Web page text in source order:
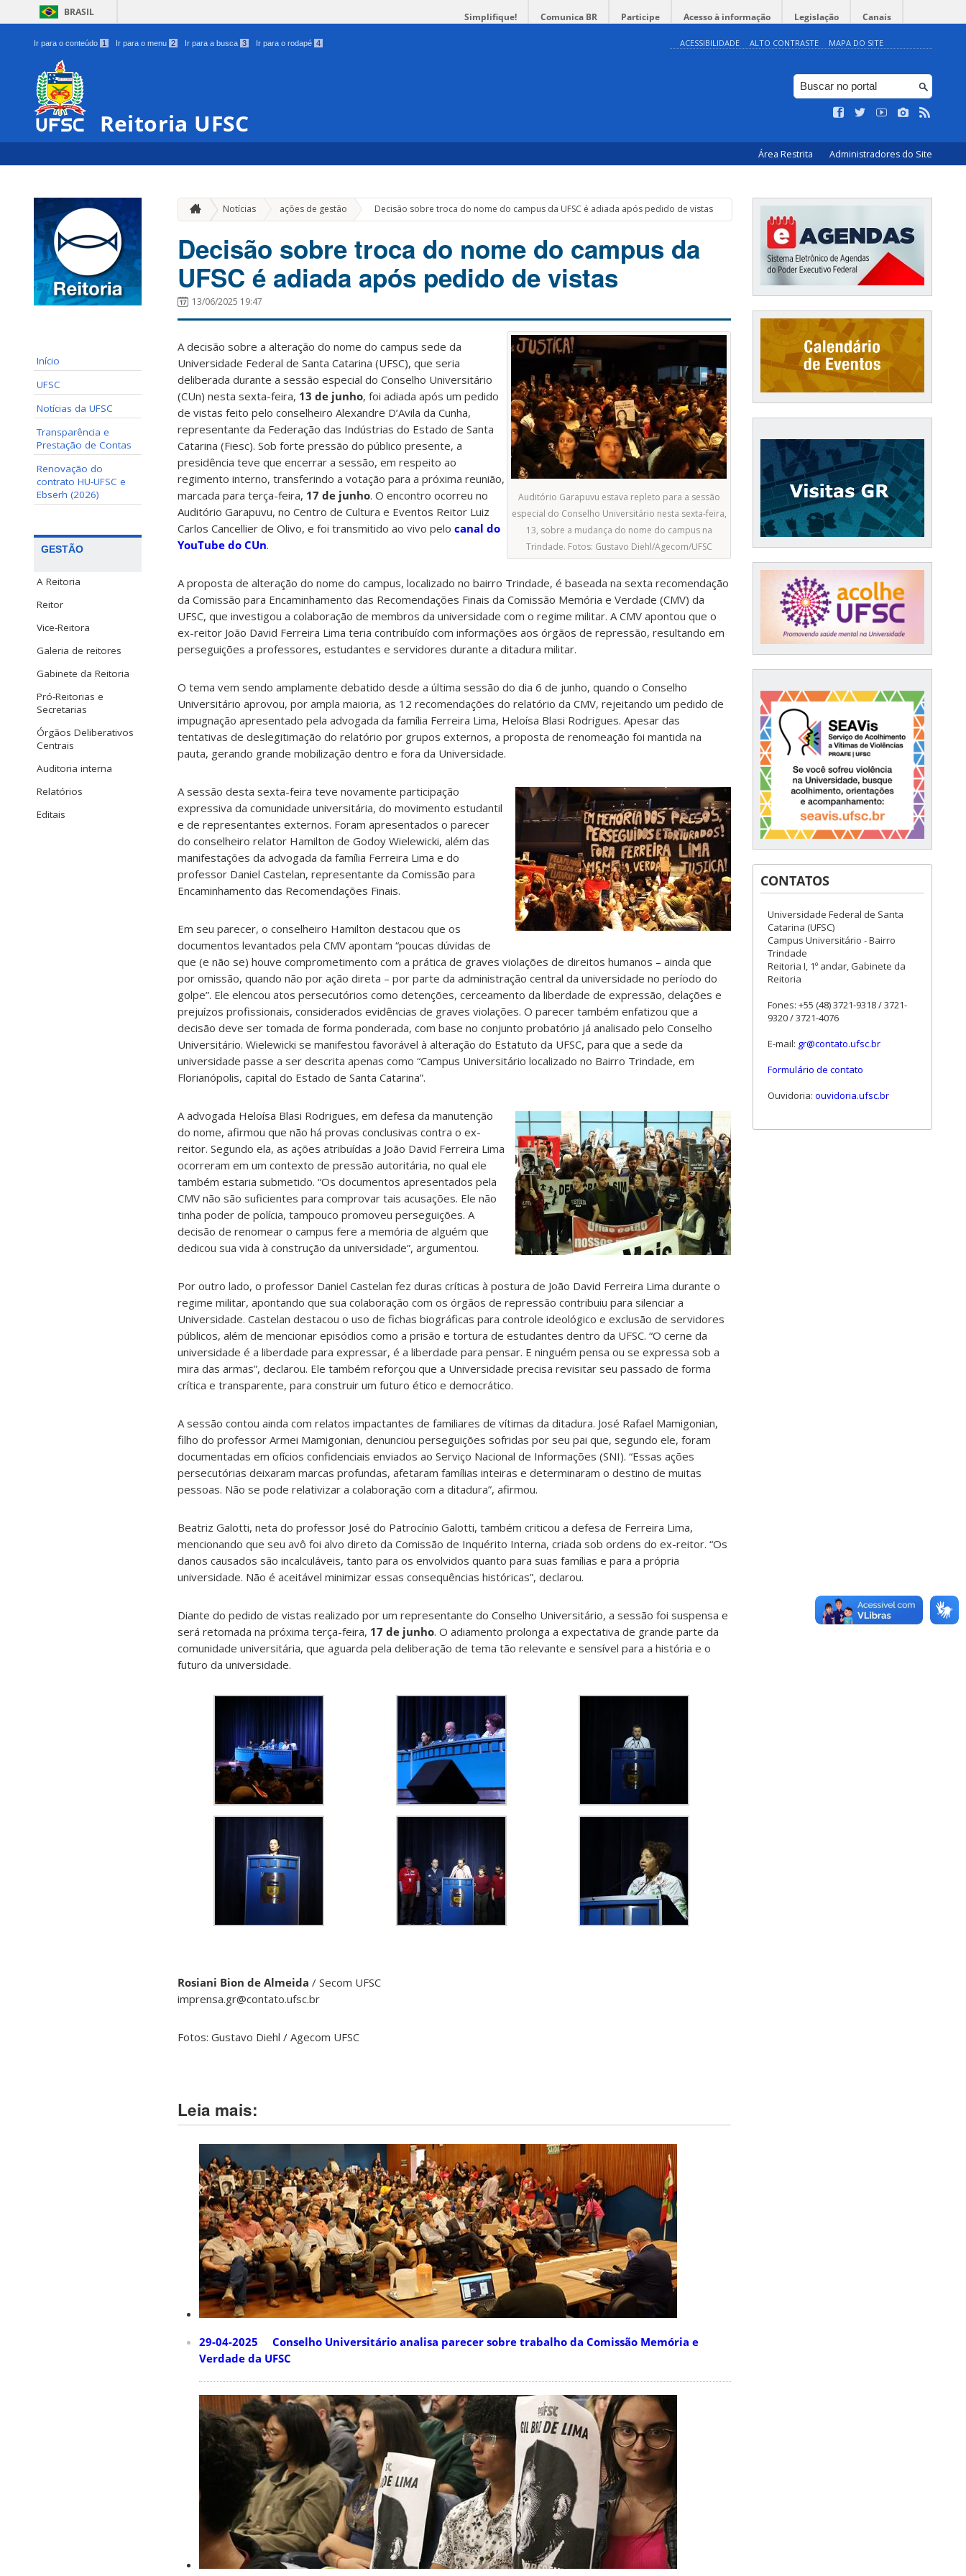
BRASIL Simplifique! Comunica BR Participe Acesso à informação Legislação Canais
Ir para o conteúdo 1 Ir para o menu 2 Ir para a busca 3 Ir para o rodapé 4 ACESSIBILIDADE ALTO CONTRASTE MAPA DO SITE
Reitoria UFSC
Área Restrita Administradores do Site
Início
UFSC
Notícias da UFSC
Transparência e
Prestação de Contas
Renovação do
contrato HU-UFSC e
Ebserh (2026)
GESTÃO
A Reitoria
Reitor
Vice-Reitora
Galeria de reitores
Gabinete da Reitoria
Pró-Reitorias e
Secretarias
Órgãos Deliberativos
Centrais
Auditoria interna
Relatórios
Editais
Notícias ações de gestão » Decisão sobre troca do nome do campus da UFSC é adiada após pedido de vistas
Decisão sobre troca do nome do campus da
UFSC é adiada após pedido de vistas
13/06/2025 19:47
Auditório Garapuvu estava repleto para a sessão
especial do Conselho Universitário nesta sexta-feira,
13, sobre a mudança do nome do campus na
Trindade. Fotos: Gustavo Diehl/Agecom/UFSC
A decisão sobre a alteração do nome do campus sede da
Universidade Federal de Santa Catarina (UFSC), que seria
deliberada durante a sessão especial do Conselho Universitário
(CUn) nesta sexta-feira, 13 de junho, foi adiada após um pedido
de vistas feito pelo conselheiro Alexandre D’Avila da Cunha,
representante da Federação das Indústrias do Estado de Santa
Catarina (Fiesc). Sob forte pressão do público presente, a
presidência teve que encerrar a sessão, em respeito ao
regimento interno, transferindo a votação para a próxima reunião,
marcada para terça-feira, 17 de junho. O encontro ocorreu no
Auditório Garapuvu, no Centro de Cultura e Eventos Reitor Luiz
Carlos Cancellier de Olivo, e foi transmitido ao vivo pelo canal do
YouTube do CUn.
A proposta de alteração do nome do campus, localizado no bairro Trindade, é baseada na sexta recomendação
da Comissão para Encaminhamento das Recomendações Finais da Comissão Memória e Verdade (CMV) da
UFSC, que investigou a colaboração de membros da universidade com o regime militar. A CMV apontou que o
ex-reitor João David Ferreira Lima teria contribuído com informações aos órgãos de repressão, resultando em
perseguições a professores, estudantes e servidores durante a ditadura militar.
O tema vem sendo amplamente debatido desde a última sessão do dia 6 de junho, quando o Conselho
Universitário aprovou, por ampla maioria, as 12 recomendações do relatório da CMV, rejeitando um pedido de
impugnação apresentado pela advogada da família Ferreira Lima, Heloísa Blasi Rodrigues. Apesar das
tentativas de deslegitimação do relatório por grupos externos, a proposta de renomeação foi mantida na
pauta, gerando grande mobilização dentro e fora da Universidade.
A sessão desta sexta-feira teve novamente participação
expressiva da comunidade universitária, do movimento estudantil
e de representantes externos. Foram apresentados o parecer
do conselheiro relator Hamilton de Godoy Wielewicki, além das
manifestações da advogada da família Ferreira Lima e do
professor Daniel Castelan, representante da Comissão para
Encaminhamento das Recomendações Finais.
Em seu parecer, o conselheiro Hamilton destacou que os
documentos levantados pela CMV apontam “poucas dúvidas de
que (e não se) houve comprometimento com a prática de graves violações de direitos humanos – ainda que
por omissão, quando não por ação direta – por parte da administração central da universidade no período do
golpe”. Ele elencou atos persecutórios como detenções, cerceamento da liberdade de expressão, delações e
prejuízos profissionais, considerados evidências de graves violações. O parecer também enfatizou que a
decisão deve ser tomada de forma ponderada, com base no conjunto probatório já analisado pelo Conselho
Universitário. Wielewicki se manifestou favorável à alteração do Estatuto da UFSC, para que a sede da
universidade passe a ser descrita apenas como “Campus Universitário localizado no Bairro Trindade, em
Florianópolis, capital do Estado de Santa Catarina”.
A advogada Heloísa Blasi Rodrigues, em defesa da manutenção
do nome, afirmou que não há provas conclusivas contra o ex-
reitor. Segundo ela, as ações atribuídas a João David Ferreira Lima
ocorreram em um contexto de pressão autoritária, no qual ele
também estaria submetido. “Os documentos apresentados pela
CMV não são suficientes para comprovar tais acusações. Ele não
tinha poder de polícia, tampouco promoveu perseguições. A
decisão de renomear o campus fere a memória de alguém que
dedicou sua vida à construção da universidade”, argumentou.
Por outro lado, o professor Daniel Castelan fez duras críticas à postura de João David Ferreira Lima durante o
regime militar, apontando que sua colaboração com os órgãos de repressão contribuiu para silenciar a
Universidade. Castelan destacou o uso de fichas biográficas para controle ideológico e exclusão de servidores
públicos, além de mencionar episódios como a prisão e tortura de estudantes dentro da UFSC. “O cerne da
universidade é a liberdade para expressar, é a liberdade para pensar. E ninguém pensa ou se expressa sob a
mira das armas”, declarou. Ele também reforçou que a Universidade precisa revisitar seu passado de forma
crítica e transparente, para construir um futuro ético e democrático.
A sessão contou ainda com relatos impactantes de familiares de vítimas da ditadura. José Rafael Mamigonian,
filho do professor Armei Mamigonian, denunciou perseguições sofridas por seu pai que, segundo ele, foram
documentadas em ofícios confidenciais enviados ao Serviço Nacional de Informações (SNI). “Essas ações
persecutórias deixaram marcas profundas, afetaram famílias inteiras e determinaram o destino de muitas
pessoas. Não se pode relativizar a colaboração com a ditadura”, afirmou.
Beatriz Galotti, neta do professor José do Patrocínio Galotti, também criticou a defesa de Ferreira Lima,
mencionando que seu avô foi alvo direto da Comissão de Inquérito Interna, criada sob ordens do ex-reitor. “Os
danos causados são incalculáveis, tanto para os envolvidos quanto para suas famílias e para a própria
universidade. Não é aceitável minimizar essas consequências históricas”, declarou.
Diante do pedido de vistas realizado por um representante do Conselho Universitário, a sessão foi suspensa e
será retomada na próxima terça-feira, 17 de junho. O adiamento prolonga a expectativa de grande parte da
comunidade universitária, que aguarda pela deliberação de tema tão relevante e sensível para a história e o
futuro da universidade.
Rosiani Bion de Almeida / Secom UFSC
imprensa.gr@contato.ufsc.br
Fotos: Gustavo Diehl / Agecom UFSC
Leia mais:
29-04-2025 Conselho Universitário analisa parecer sobre trabalho da Comissão Memória e
Verdade da UFSC
CONTATOS
Universidade Federal de Santa
Catarina (UFSC)
Campus Universitário - Bairro
Trindade
Reitoria I, 1º andar, Gabinete da
Reitoria
Fones: +55 (48) 3721-9318 / 3721-
9320 / 3721-4076
E-mail: gr@contato.ufsc.br
Formulário de contato
Ouvidoria: ouvidoria.ufsc.br